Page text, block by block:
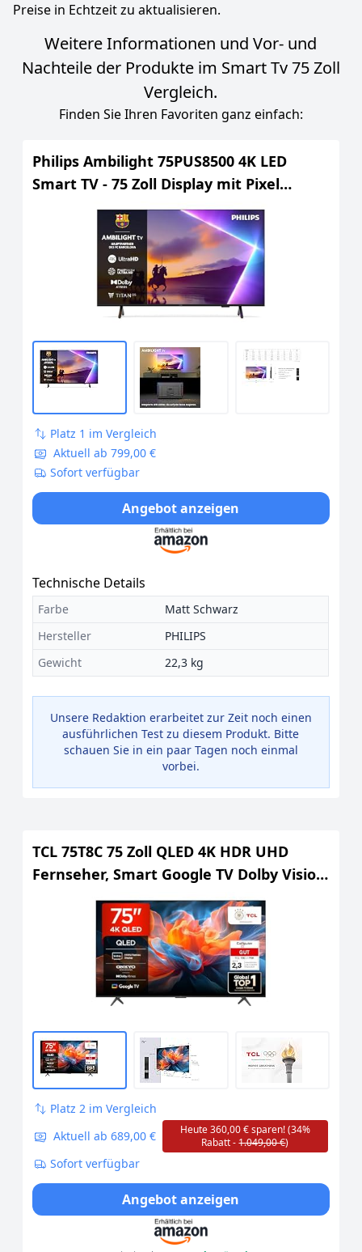
Preise in Echtzeit zu aktualisieren.
Weitere Informationen und Vor- und
Nachteile der Produkte im Smart Tv 75 Zoll
Vergleich.
Finden Sie Ihren Favoriten ganz einfach:
Philips Ambilight 75PUS8500 4K LED
Smart TV - 75 Zoll Display mit Pixel
Precise Ultra HD, Titan OS, Dolby Vision
und Dolby Atmos Sound
Platz 1 im Vergleich
Aktuell ab 799,00 €
Sofort verfügbar
Angebot anzeigen
Technische Details
Farbe
Matt Schwarz
Hersteller
PHILIPS
Gewicht
22,3 kg
Unsere Redaktion erarbeitet zur Zeit noch einen
ausführlichen Test zu diesem Produkt. Bitte
schauen Sie in ein paar Tagen noch einmal
vorbei.
TCL 75T8C 75 Zoll QLED 4K HDR UHD
Fernseher, Smart Google TV Dolby Vision
& Atmos, 144Hz Motion Clarity Pro,
Game Bar, ALLM, FreeSync, Onkyo 2.1
Sound, Sprachsteuerung, Kompatibel
mit Google Assistant
Platz 2 im Vergleich
Aktuell ab 689,00 €
Heute 360,00 € sparen! (34%
Rabatt -1.049,00 €)
Sofort verfügbar
Angebot anzeigen